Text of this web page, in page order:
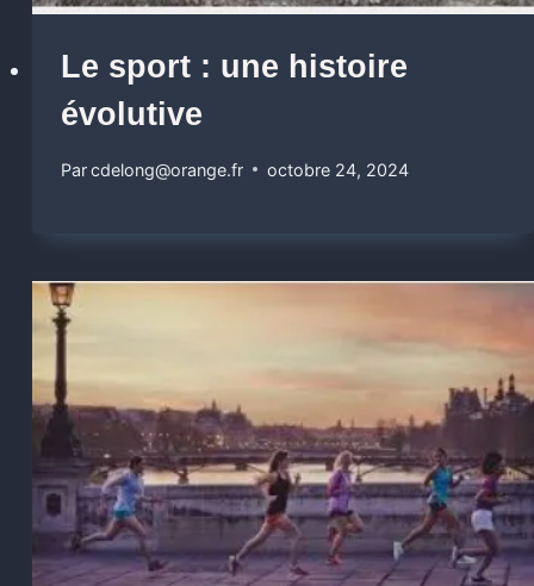
Le sport : une histoire
évolutive
Parcdelong@orange.fr octobre 24, 2024